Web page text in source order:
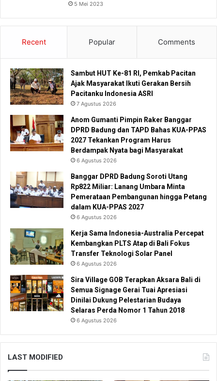
5 Mei 2023
Recent Popular Comments
Sambut HUT Ke-81 RI, Pemkab Pacitan
Ajak Masyarakat Ikuti Gerakan Bersih
Pacitanku Indonesia ASRI
7 Agustus 2026
Anom Gumanti Pimpin Raker Banggar
DPRD Badung dan TAPD Bahas KUA-PPAS
2027 Tekankan Program Harus
Berdampak Nyata bagi Masyarakat
6 Agustus 2026
Banggar DPRD Badung Soroti Utang
Rp822 Miliar: Lanang Umbara Minta
Pemerataan Pembangunan hingga Petang
dalam KUA-PPAS 2027
6 Agustus 2026
Kerja Sama Indonesia-Australia Percepat
Kembangkan PLTS Atap di Bali Fokus
Transfer Teknologi Solar Panel
6 Agustus 2026
Sira Village GOB Terapkan Aksara Bali di
Semua Signage Gerai Tuai Apresiasi
Dinilai Dukung Pelestarian Budaya
Selaras Perda Nomor 1 Tahun 2018
6 Agustus 2026
LAST MODIFIED